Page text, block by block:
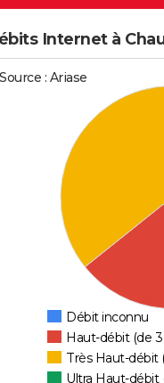
Internet à
Source : Ariase
Débit inconnu
Haut-débit (de
Très Haut-débit
Ultra Haut-débit